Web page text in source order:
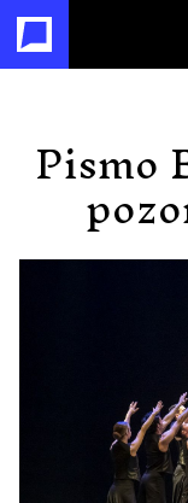
Pismo